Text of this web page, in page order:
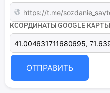
КООРДИНАТЫ GOOGLE КАРТЫ
ОТПРАВИТЬ